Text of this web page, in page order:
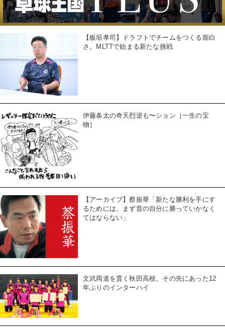
【板垣孝司】ドラフトでチームをつくる面白
さ。MLTTで始まる新たな挑戦
伊藤条太の奇天烈逆も〜ション［一生の宝
物］
【アーカイブ】蔡振華「新たな勝利を手にす
るためには、まず昔の自分に勝っていかなく
てはならない」
文武両道を貫く秋田高校。その先にあった12
年ぶりのインターハイ